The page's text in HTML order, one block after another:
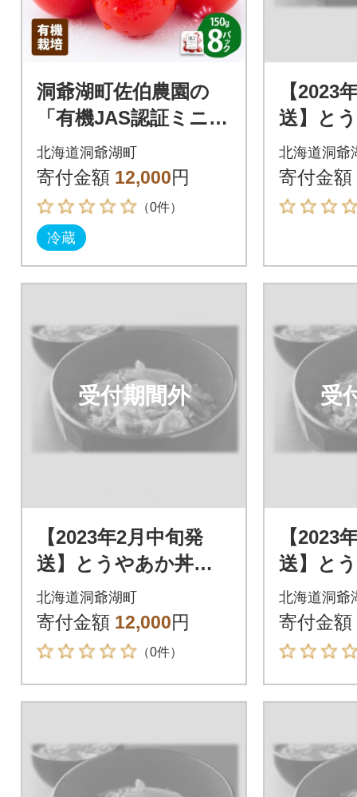
洞爺湖町佐伯農園の
「有機JAS認証ミニト
マト 150g×8P」【202
6年7月中旬より発送】
北海道洞爺湖町
寄付金額 12,000円
（0件）
冷蔵
【2023
送】と
具
箱
北海道洞爺
寄付金額
受付期間外
【2023年2月中旬発
送】とうやあか丼の
具 100g×2袋入り 2
箱
北海道洞爺湖町
寄付金額 12,000円
（0件）
受
【2023
送】と
具
箱
北海道洞爺
寄付金額